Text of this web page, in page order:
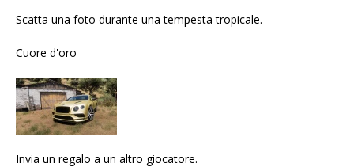
Scatta una foto durante una tempesta tropicale.
Cuore d'oro
Invia un regalo a un altro giocatore.